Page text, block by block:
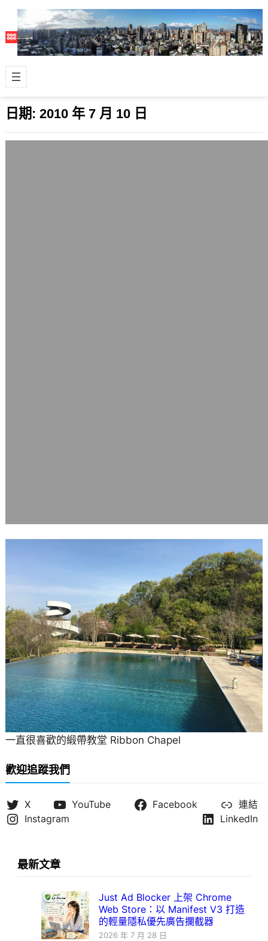
日期: 2010 年 7 月 10 日
一直很喜歡的緞帶教堂 Ribbon Chapel
歡迎追蹤我們
X YouTube Facebook
連結
Instagram
LinkedIn
最新文章
Just Ad Blocker 上架 Chrome
Web Store：以 Manifest V3 打造
的輕量隱私優先廣告攔截器
2026 年 7 月 28 日